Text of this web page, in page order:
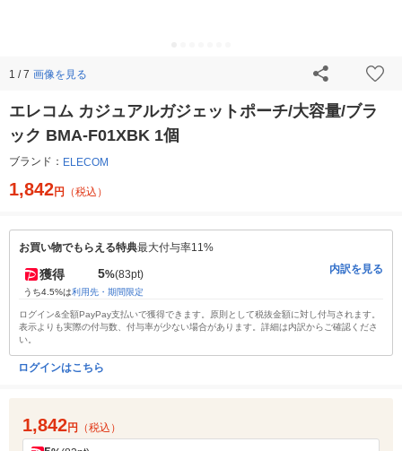
1 / 7 画像を見る
エレコム カジュアルガジェットポーチ/大容量/ブラ
ック BMA-F01XBK 1個
ブランド： ELECOM
1,842円 （税込）
お買い物でもらえる特典最大付与率11%
獲得 5%(83pt)
うち4.5%は利用先・期間限定
内訳を見る
ログイン&全額PayPay支払いで獲得できます。原則として税抜金額に対し付与されます。
表示よりも実際の付与数、付与率が少ない場合があります。詳細は内訳からご確認くださ
い。
ログインはこちら
1,842円 （税込）